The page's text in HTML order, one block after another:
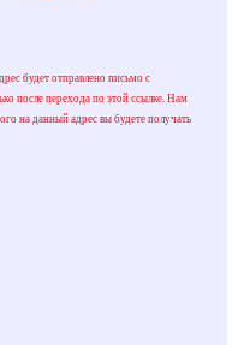
будет отправлено письмо с
после перехода по этой ссылке. Нам
на данный адрес вы будете получать